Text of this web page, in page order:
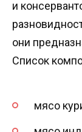
и
они
Список
мясо